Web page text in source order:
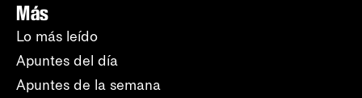
Más
Lo más leído
Apuntes del día
Apuntes de la semana